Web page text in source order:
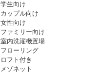
学生向け
カップル向け
女性向け
ファミリー向け
室内洗濯機置場
フローリング
ロフト付き
メゾネット